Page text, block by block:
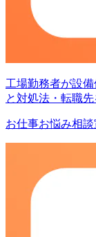
工場勤務者が設
と対処法・転職先
お仕事お悩み相談